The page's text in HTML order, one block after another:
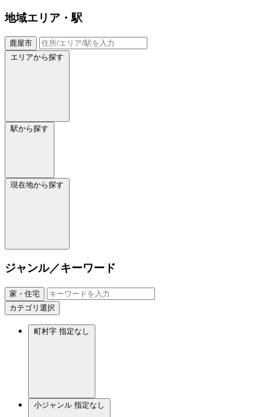
地域エリア・駅
鹿屋市
エリアから探す
駅から探す
現在地から探す
ジャンル／キーワード
家・住宅
カテゴリ選択
町村字 指定なし
小ジャンル 指定なし